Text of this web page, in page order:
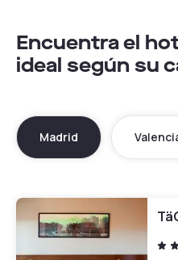
Encuentra el
ideal según su
Madrid